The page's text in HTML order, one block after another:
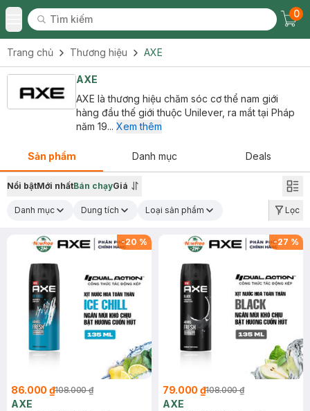
Toggle Menu
Tìm kiếm
Tìm kiếm
0
Trang chủ Thương hiệu AXE
AXE
AXE là thương hiệu chăm sóc cơ thể nam giới
hàng đầu thế giới thuộc Unilever, ra mắt tại Pháp
năm 19... Xem thêm
Sản phẩm Danh mục Deals
Nổi bậtMới nhấtBán chạyGiá
Danh mục Dung tích Loại sản phẩm Lọc
-20 %
86.000 ₫108.000 ₫
AXE
-27 %
79.000 ₫108.000 ₫
AXE